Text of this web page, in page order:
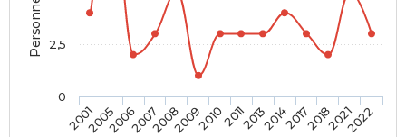
20012005200620072008200920102011201320142017201820212022
0
2,5